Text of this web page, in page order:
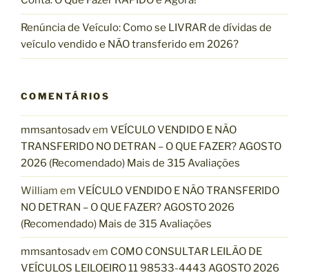
Renúncia de Veículo: Como se LIVRAR de dívidas de
veículo vendido e NÃO transferido em 2026?
COMENTÁRIOS
mmsantosadvem VEÍCULO VENDIDO E NÃO
TRANSFERIDO NO DETRAN – O QUE FAZER? AGOSTO
2026 (Recomendado) Mais de 315 Avaliações
William em VEÍCULO VENDIDO E NÃO TRANSFERIDO
NO DETRAN – O QUE FAZER? AGOSTO 2026
(Recomendado) Mais de 315 Avaliações
mmsantosadvem COMO CONSULTAR LEILÃO DE
VEÍCULOS LEILOEIRO 11 98533-4443 AGOSTO 2026